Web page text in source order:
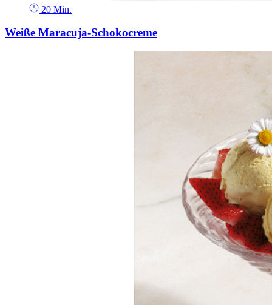
20 Min.
Weiße Maracuja-Schokocreme